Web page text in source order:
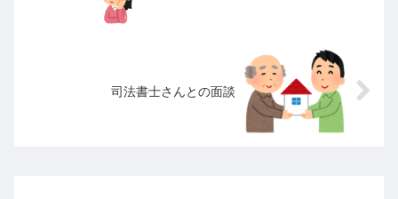
司法書士さんとの面談